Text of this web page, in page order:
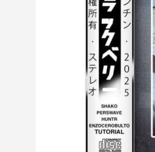
mora)
[36]